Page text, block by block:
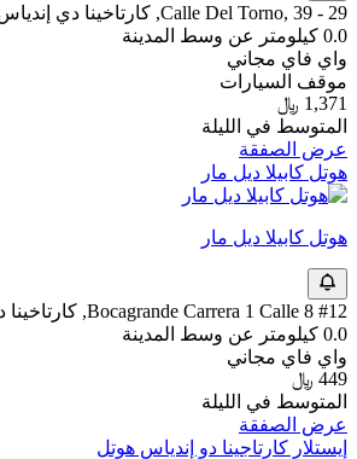
Calle Del Torno, 39 - 29, كارتاخينا دي إندياس, كولومبيا
0.0 كيلومتر عن وسط المدينة
واي فاي مجاني
موقف السيارات
1,371 ﷼
المتوسط في الليلة
عرض الصفقة
هوتل كابيلا ديل مار
هوتل كابيلا ديل مار
Bocagrande Carrera 1 Calle 8 #12, كارتاخينا دي إندياس, كولومبيا
0.0 كيلومتر عن وسط المدينة
واي فاي مجاني
449 ﷼
المتوسط في الليلة
عرض الصفقة
إيستلار كارتاجينا دو إندياس هوتل